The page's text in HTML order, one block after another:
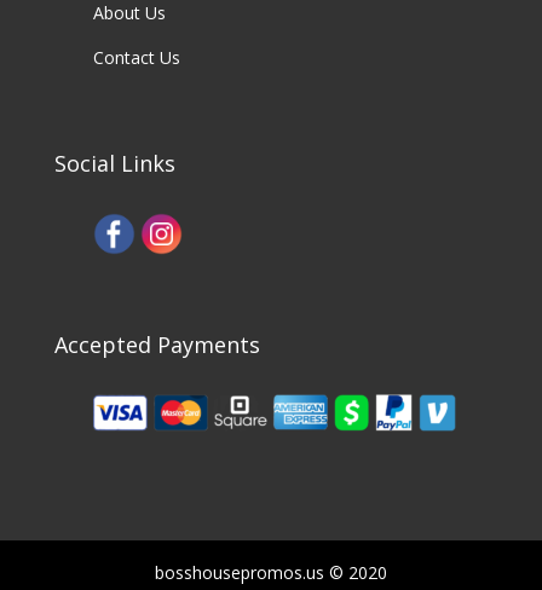
About Us
Contact Us
Social Links
Accepted Payments
bosshousepromos.us © 2020